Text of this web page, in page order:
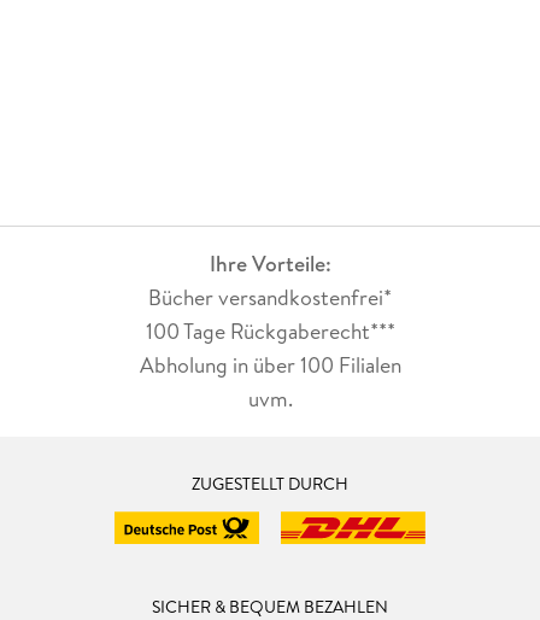
Ihre Vorteile:
Bücher versandkostenfrei*
100 Tage Rückgaberecht***
Abholung in über 100 Filialen
uvm.
ZUGESTELLT DURCH
SICHER & BEQUEM BEZAHLEN